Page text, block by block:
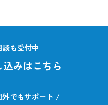
も受付中
みはこちら
でもサポート /